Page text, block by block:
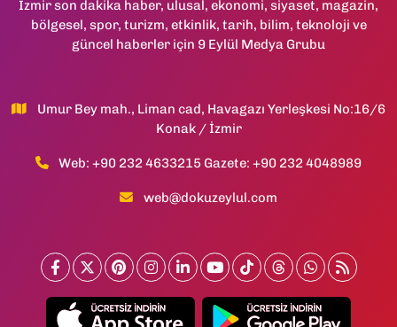
İzmir son dakika haber, ulusal, ekonomi, siyaset, magazin,
bölgesel, spor, turizm, etkinlik, tarih, bilim, teknoloji ve
güncel haberler için 9 Eylül Medya Grubu
Umur Bey mah., Liman cad, Havagazı Yerleşkesi No:16/6
Konak / İzmir
Web: +90 232 4633215 Gazete: +90 232 4048989
web@dokuzeylul.com